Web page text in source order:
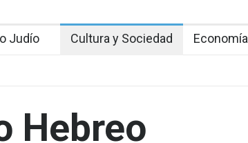
Judío Cultura y Sociedad Economía
Hebreo